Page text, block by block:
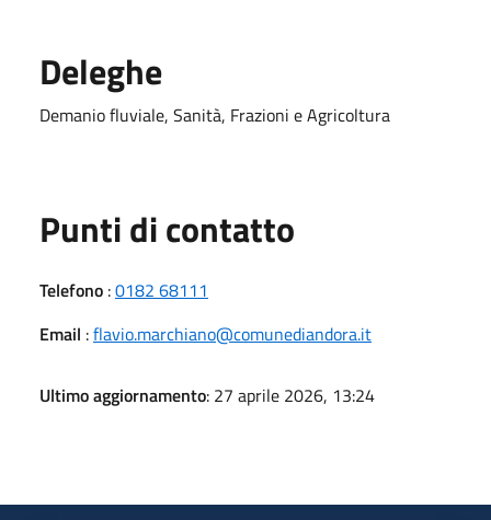
Deleghe
Demanio fluviale, Sanità, Frazioni e Agricoltura
Punti di contatto
Telefono :0182 68111
Email :flavio.marchiano@comunediandora.it
Ultimo aggiornamento: 27 aprile 2026, 13:24